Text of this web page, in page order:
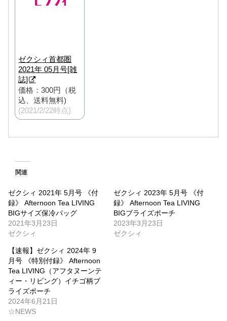
ゼクシィ首都圏
2021年 05月号[雑
誌]
価格：300円（税
込、送料無料)
(2021/2/22時点)
関連
ゼクシィ 2021年 5月号 《付
録》 Afternoon Tea LIVING
BIGサイズ保冷バッグ
2021年3月23日
ゼクシィ
ゼクシィ 2023年 5月号 《付
録》 Afternoon Tea LIVING
BIGブライズポーチ
2023年3月23日
ゼクシィ
【速報】ゼクシィ 2024年 9
月号 《特別付録》 Afternoon
Tea LIVING（アフタヌーンテ
ィー・リビング）イチゴ柄ブ
ライズポーチ
2024年6月21日
☆NEWS